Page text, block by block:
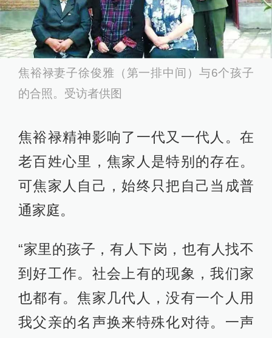
焦裕禄妻子徐俊雅（第一排中间）与6个孩子
的合照。受访者供图
焦裕禄精神影响了一代又一代人。在
老百姓心里，焦家人是特别的存在。
可焦家人自己，始终只把自己当成普
通家庭。
“家里的孩子，有人下岗，也有人找不
到好工作。社会上有的现象，我们家
也都有。焦家几代人，没有一个人用
我父亲的名声换来特殊化对待。一声